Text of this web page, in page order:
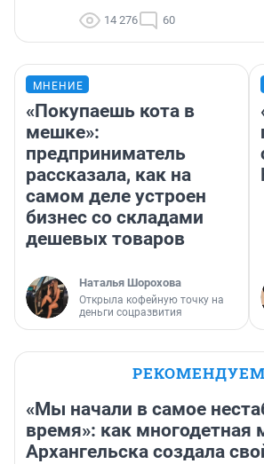
14 276 60
МНЕНИЕ
«Покупаешь кота в
мешке»:
предприниматель
рассказала, как на
самом деле устроен
бизнес со складами
дешевых товаров
Наталья Шорохова
Открыла кофейную точку на
деньги соцразвития
РЕКОМЕНДУЕМ
«Мы начали в самое
время»: как многодетная
Архангельска создала